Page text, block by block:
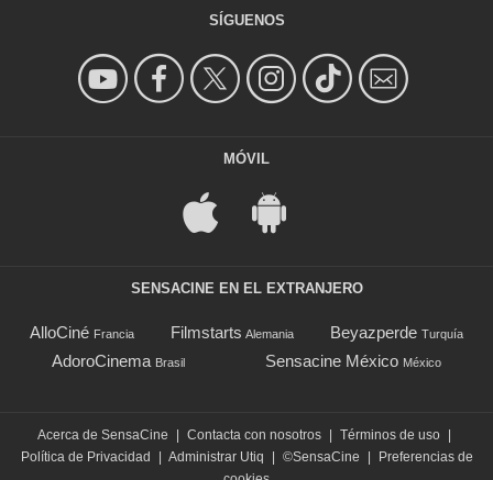
SÍGUENOS
MÓVIL
SENSACINE EN EL EXTRANJERO
AlloCiné Francia Filmstarts Alemania Beyazperde Turquía
AdoroCinema Brasil Sensacine México México
Acerca de SensaCine | Contacta con nosotros | Términos de uso |
Política de Privacidad
| Administrar Utiq | ©SensaCine |
Preferencias de